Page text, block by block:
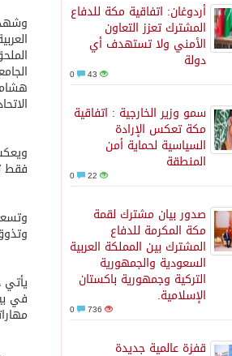
أردوغان: اتفاقية مكة للدفاع
المشترك تعزز التعاون
الأمني ولا تستهدف أي
دولة
43
سمو وزير الخارجية : اتفاقية
مكة تعكس الإرادة
السياسية لحماية أمن
المنطقة
22
صدور بيان مشترك لقمة
مكة المكرمة للدفاع
المشترك بين المملكة العربية
السعودية والجمهورية
التركية وجمهورية باكستان
الإسلامية.
736
قفزة عالمية جديدة
هشام
فقط
يأتي
في